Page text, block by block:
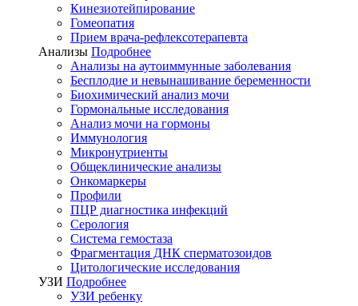
Кинезиотейпирование
Гомеопатия
Прием врача-рефлексотерапевта
Анализы Подробнее
Анализы на аутоиммунные заболевания
Бесплодие и невынашивание беременности
Биохимический анализ мочи
Гормональные исследования
Анализ мочи на гормоны
Иммунология
Микронутриенты
Общеклинические анализы
Онкомаркеры
Профили
ПЦР диагностика инфекций
Серология
Система гемостаза
Фрагментация ДНК сперматозоидов
Цитологические исследования
УЗИ Подробнее
УЗИ ребенку